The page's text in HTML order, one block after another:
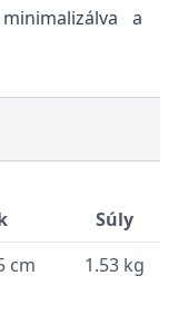
a
Súly
cm 1.53 kg